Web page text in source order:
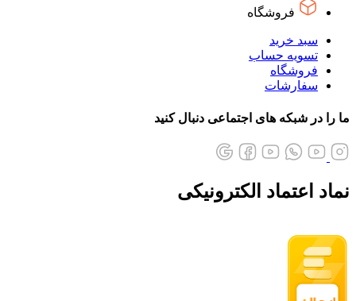
فروشگاه
سبد خرید
تسویه حساب
فروشگاه
سفارشات
ما را در شبکه های اجتماعی دنبال کنید
نماد اعتماد الکترونیکی